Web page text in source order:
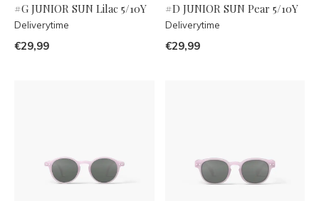
#G JUNIOR SUN Lilac 5/10Y
Deliverytime
€29,99
#D JUNIOR SUN Pear 5/10Y
Deliverytime
€29,99